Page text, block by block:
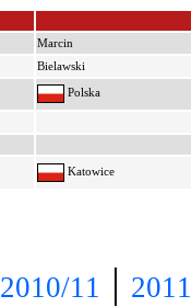
Marcin
Bielawski
Polska
Katowice
2010/11 |